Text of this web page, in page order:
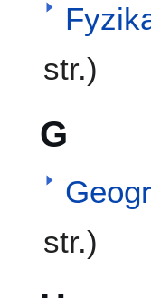
str.)
G
str.)